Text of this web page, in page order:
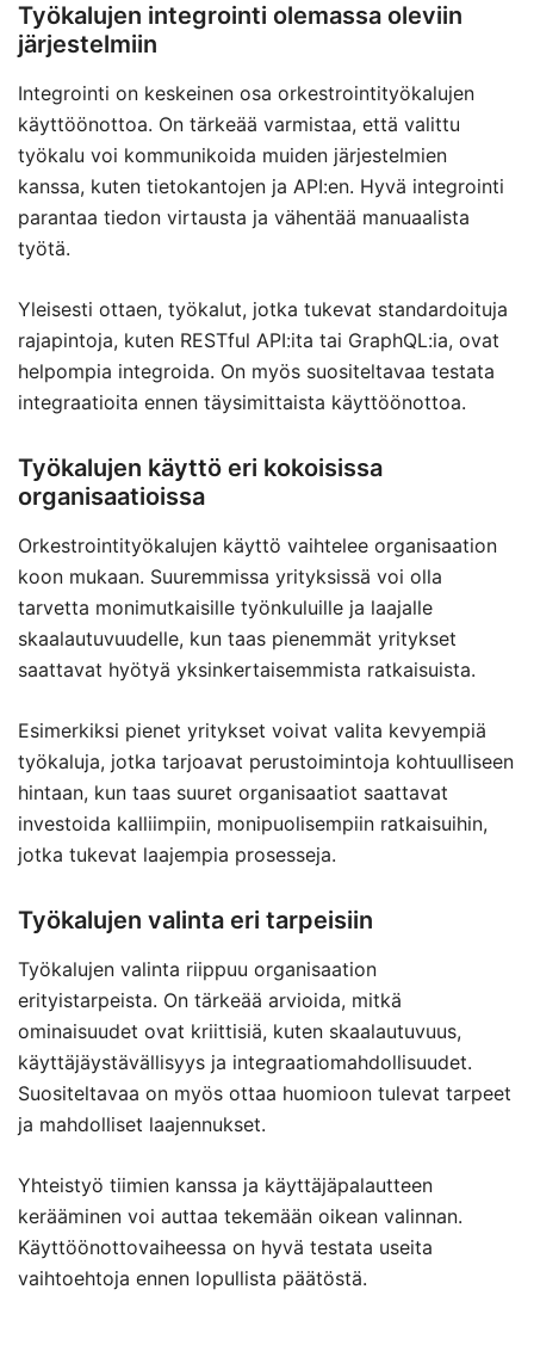
Työkalujen integrointi olemassa oleviin
järjestelmiin
Integrointi on keskeinen osa orkestrointityökalujen
käyttöönottoa. On tärkeää varmistaa, että valittu
työkalu voi kommunikoida muiden järjestelmien
kanssa, kuten tietokantojen ja API:en. Hyvä integrointi
parantaa tiedon virtausta ja vähentää manuaalista
työtä.
Yleisesti ottaen, työkalut, jotka tukevat standardoituja
rajapintoja, kuten RESTful API:ita tai GraphQL:ia, ovat
helpompia integroida. On myös suositeltavaa testata
integraatioita ennen täysimittaista käyttöönottoa.
Työkalujen käyttö eri kokoisissa
organisaatioissa
Orkestrointityökalujen käyttö vaihtelee organisaation
koon mukaan. Suuremmissa yrityksissä voi olla
tarvetta monimutkaisille työnkuluille ja laajalle
skaalautuvuudelle, kun taas pienemmät yritykset
saattavat hyötyä yksinkertaisemmista ratkaisuista.
Esimerkiksi pienet yritykset voivat valita kevyempiä
työkaluja, jotka tarjoavat perustoimintoja kohtuulliseen
hintaan, kun taas suuret organisaatiot saattavat
investoida kalliimpiin, monipuolisempiin ratkaisuihin,
jotka tukevat laajempia prosesseja.
Työkalujen valinta eri tarpeisiin
Työkalujen valinta riippuu organisaation
erityistarpeista. On tärkeää arvioida, mitkä
ominaisuudet ovat kriittisiä, kuten skaalautuvuus,
käyttäjäystävällisyys ja integraatiomahdollisuudet.
Suositeltavaa on myös ottaa huomioon tulevat tarpeet
ja mahdolliset laajennukset.
Yhteistyö tiimien kanssa ja käyttäjäpalautteen
kerääminen voi auttaa tekemään oikean valinnan.
Käyttöönottovaiheessa on hyvä testata useita
vaihtoehtoja ennen lopullista päätöstä.